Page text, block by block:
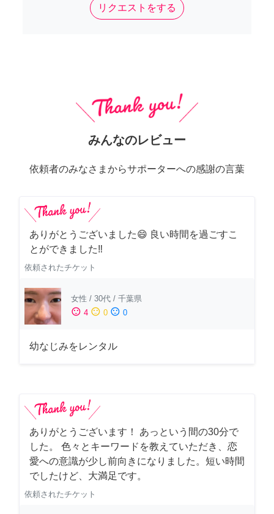
リクエストをする
みんなのレビュー
依頼者のみなさまからサポーターへの感謝の言葉
ありがとうございました😄 良い時間を過ごすこ
とができました‼️
依頼されたチケット
女性 / 30代 / 千葉県
sentiment_satisfied 4 sentiment_neutral 0 sentiment_dissatisfied 0
幼なじみをレンタル
ありがとうございます！ あっという間の30分で
した。 色々とキーワードを教えていただき、恋
愛への意識が少し前向きになりました。短い時間
でしたけど、大満足です。
依頼されたチケット